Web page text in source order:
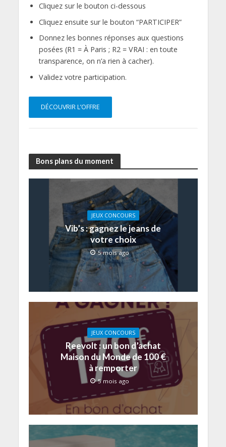
Cliquez sur le bouton ci-dessous
Cliquez ensuite sur le bouton “PARTICIPER”
Donnez les bonnes réponses aux questions
posées (R1 = À Paris ; R2 = VRAI : en toute
transparence, on n’a rien à cacher).
Validez votre participation.
DÉCOUVRIR L’OFFRE
Bons plans du moment
JEUX CONCOURS
Vib’s : gagnez le jeans de
votre choix
5 mois ago
JEUX CONCOURS
Reevolt : un bon d’achat
Maison du Monde de 100 €
à remporter
5 mois ago